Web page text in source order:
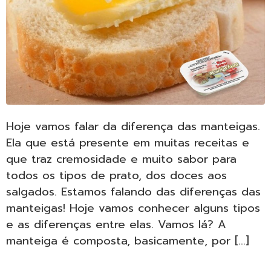
Hoje vamos falar da diferença das manteigas.
Ela que está presente em muitas receitas e
que traz cremosidade e muito sabor para
todos os tipos de prato, dos doces aos
salgados. Estamos falando das diferenças das
manteigas! Hoje vamos conhecer alguns tipos
e as diferenças entre elas. Vamos lá? A
manteiga é composta, basicamente, por […]